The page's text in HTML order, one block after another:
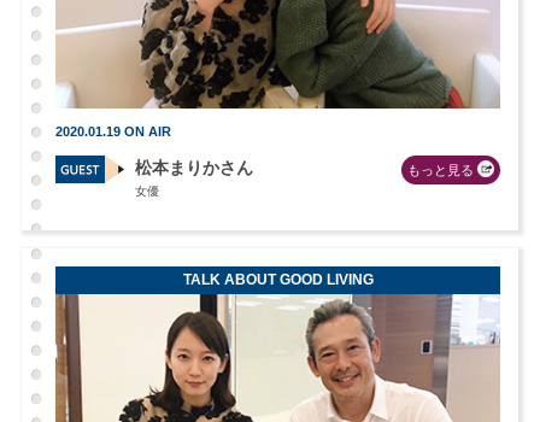
2020.01.19 ON AIR
松本まりかさん
女優
もっと見る
TALK ABOUT GOOD LIVING